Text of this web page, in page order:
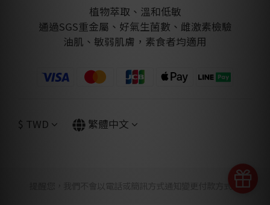
植物萃取、溫和低敏
通過SGS重金屬、好氣生菌數、雌激素檢驗
油肌、敏弱肌膚，素食者均適用
$ TWD 繁體中文
提醒您，我們不會以電話或簡訊方式通知變更付款方式。